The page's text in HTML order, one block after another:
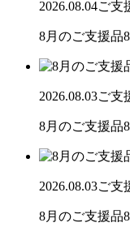
2026.08.04ご支
8月のご支援
2026.08.03ご支
8月のご支援
2026.08.03ご支
8月のご支援